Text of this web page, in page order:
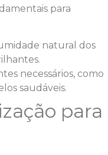
para
natural dos
necessários, como
saudáveis.
para